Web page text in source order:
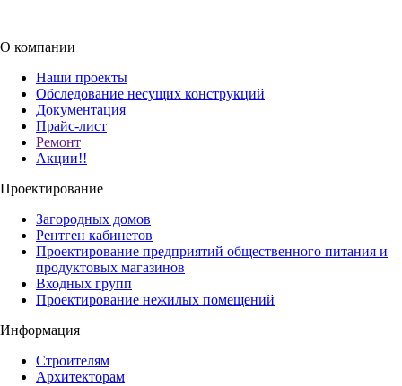
О компании
Наши проекты
Обследование несущих конструкций
Документация
Прайс-лист
Ремонт
Акции!!
Проектирование
Загородных домов
Рентген кабинетов
Проектирование предприятий общественного питания и
продуктовых магазинов
Входных групп
Проектирование нежилых помещений
Информация
Строителям
Архитекторам